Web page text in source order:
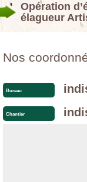
Opération
élagueur
Nos
Bureau
Chantier